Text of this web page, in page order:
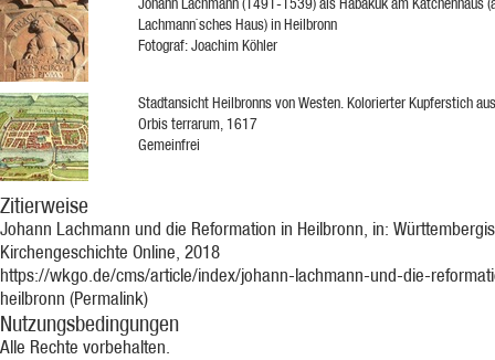
Lachmann`sches Haus) in Heilbronn
Fotograf: Joachim Köhler
Stadtansicht Heilbronns von Westen. Kolorierter Kupferstich
Orbis terrarum, 1617
Gemeinfrei
Zitierweise
Johann Lachmann und die Reformation in Heilbronn, in:
Kirchengeschichte Online, 2018
https://wkgo.de/cms/article/index/johann-lachmann-und-die-
heilbronn (Permalink)
Nutzungsbedingungen
Alle Rechte vorbehalten.